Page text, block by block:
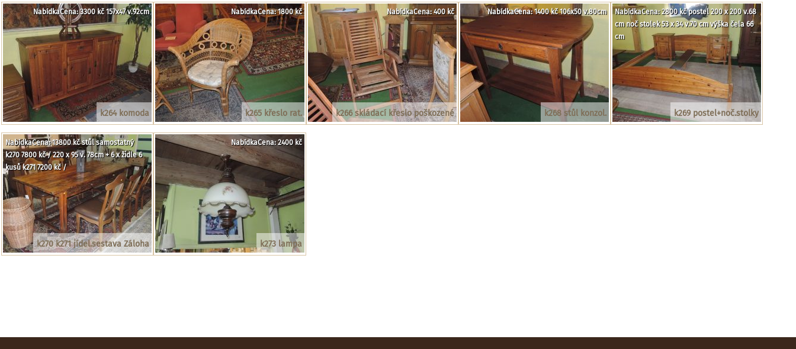
k264 komoda
NabídkaCena: 3300 kč 157x47 v.92cm
k265 křeslo rat.
NabídkaCena: 1800 kč
k266 skládací křeslo poškozené
NabídkaCena: 400 kč
k268 stůl konzol.
NabídkaCena: 1400 kč 106x50 v.80cm
k269 postel+noč.stolky
NabídkaCena: 2800 kč postel 200 x 200 v.68
cm noč stolek 53 x 34 v.70 cm výška čela 66
cm
k270 k271 jídel.sestava Záloha
NabídkaCena: 13800 kč stůl samostatný
k270 7800 kč / 220 x 95 v. 78cm + 6 x židle 6
kusů k271 7200 kč /
k273 lampa
NabídkaCena: 2400 kč